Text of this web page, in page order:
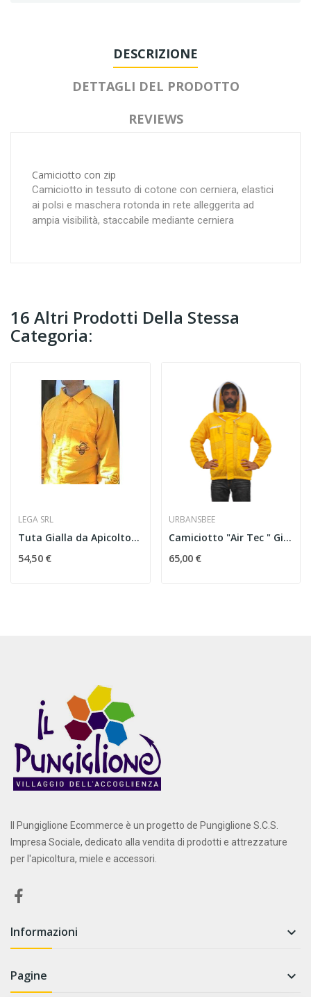
DESCRIZIONE
DETTAGLI DEL PRODOTTO
REVIEWS
Camiciotto con zip
Camiciotto in tessuto di cotone con cerniera, elastici
ai polsi e maschera rotonda in rete alleggerita ad
ampia visibilità, staccabile mediante cerniera
16 Altri Prodotti Della Stessa
Categoria:
LEGA SRL
Tuta Gialla da Apicoltore 100% Cotone
54,50 €
URBANSBEE
Camiciotto "Air Tec " Giallo
65,00 €
Il Pungiglione Ecommerce è un progetto de Pungiglione S.C.S.
Impresa Sociale, dedicato alla vendita di prodotti e attrezzature
per l'apicoltura, miele e accessori.
Informazioni 
Pagine 